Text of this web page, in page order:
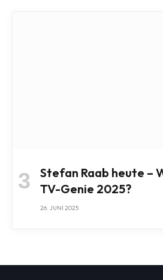
Stefan Raab heute –
TV-Genie 2025?
26. JUNI 2025